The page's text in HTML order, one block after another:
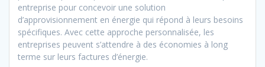
entreprise pour concevoir une solution
d’approvisionnement en énergie qui répond à leurs besoins
spécifiques. Avec cette approche personnalisée, les
entreprises peuvent s’attendre à des économies à long
terme sur leurs factures d’énergie.